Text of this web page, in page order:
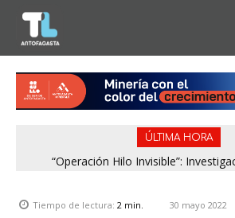
ÚLTIMA HORA
“Operación Hilo Invisible”:
Tiempo de lectura: 2 min. 30 mayo 2022